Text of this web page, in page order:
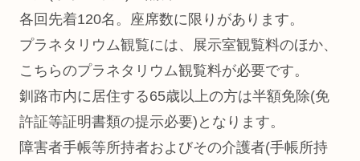
各回先着120名。座席数に限りがあります。
プラネタリウム観覧には、展示室観覧料のほか、
こちらのプラネタリウム観覧料が必要です。
釧路市内に居住する65歳以上の方は半額免除(免
許証等証明書類の提示必要)となります。
障害者手帳等所持者およびその介護者(手帳所持